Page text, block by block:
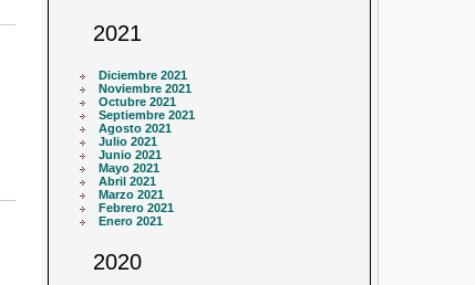
2021
Diciembre 2021
Noviembre 2021
Octubre 2021
Septiembre 2021
Agosto 2021
Julio 2021
Junio 2021
Mayo 2021
Abril 2021
Marzo 2021
Febrero 2021
Enero 2021
2020